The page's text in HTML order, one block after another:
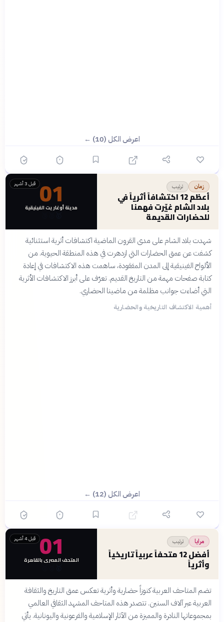
اعرض الكل (10) ←
زمان ترتيب
أعظم 12 اكتشافاً أثرياً في
بلاد الشام غيّرت فهمنا
للحضارات القديمة
قبل 3 أشهر 01
مدينة أوغاريت الفينيقية
شهدت بلاد الشام على مدى القرون الماضية اكتشافات أثرية استثنائية
كشفت عن عمق الحضارات التي ازدهرت في هذه المنطقة الحيوية. من
الألواح الفينيقية إلى المدن المفقودة، ساهمت هذه الاكتشافات في إعادة
كتابة صفحات مهمة من التاريخ القديم. تعرّف على أبرز الاكتشافات الأثرية
التي أضاءت جوانب مظلمة من ماضينا الحضاري.
أهمية الاكتشاف التاريخية والحضارية
اعرض الكل (12) ←
مرايا ترتيب
أفضل 12 متحفاً عربياً تاريخياً
وأثرياً
قبل 4 أشهر 01
المتحف المصري بالقاهرة
تضم المتاحف العربية كنوزاً حضارية وأثرية تعكس عمق التاريخ والثقافة
العربية عبر آلاف السنين. تتصدر هذه المتاحف المشهد الثقافي العالمي
بمجموعاتها النادرة والمميزة من الآثار الإسلامية والفرعونية واليونانية. يأتي